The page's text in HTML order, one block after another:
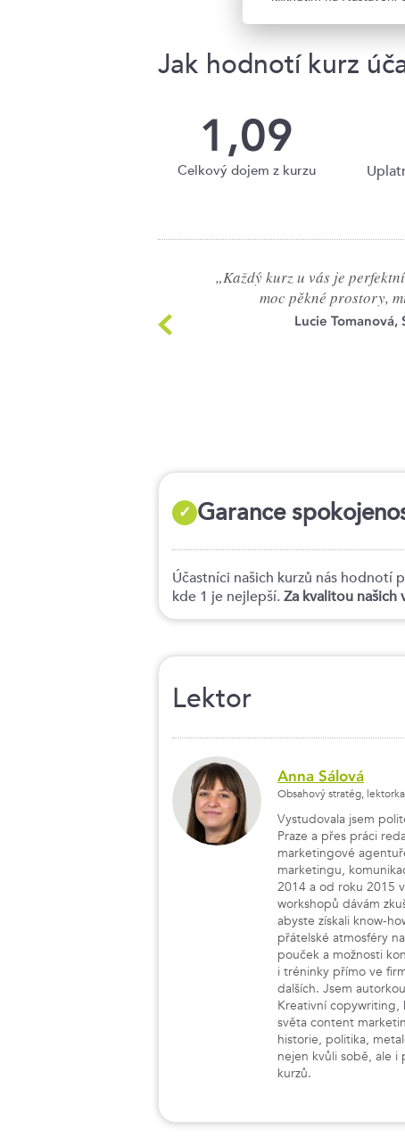
Jak hodnotí kurz
1,09
Celkový dojem z kurzu
„Každý kurz u vás je
moc pěkné prostory,
Lucie Tomanová,
✓ Garance
Účastníci našich kurzů nás hodnotí
kde 1 je nejlepší. Za kvalitou našich
Lektor
Anna Sálová
Obsahový stratég,
Vystudovala jsem
Praze a přes práci
marketingové
marketingu,
2014 a od roku 2015
workshopů dávám
abyste získali know-
přátelské atmosféry
pouček a možnosti
i tréninky přímo ve
dalších. Jsem
Kreativní copywriting,
světa content
historie, politika,
nejen kvůli sobě, ale i
kurzů.